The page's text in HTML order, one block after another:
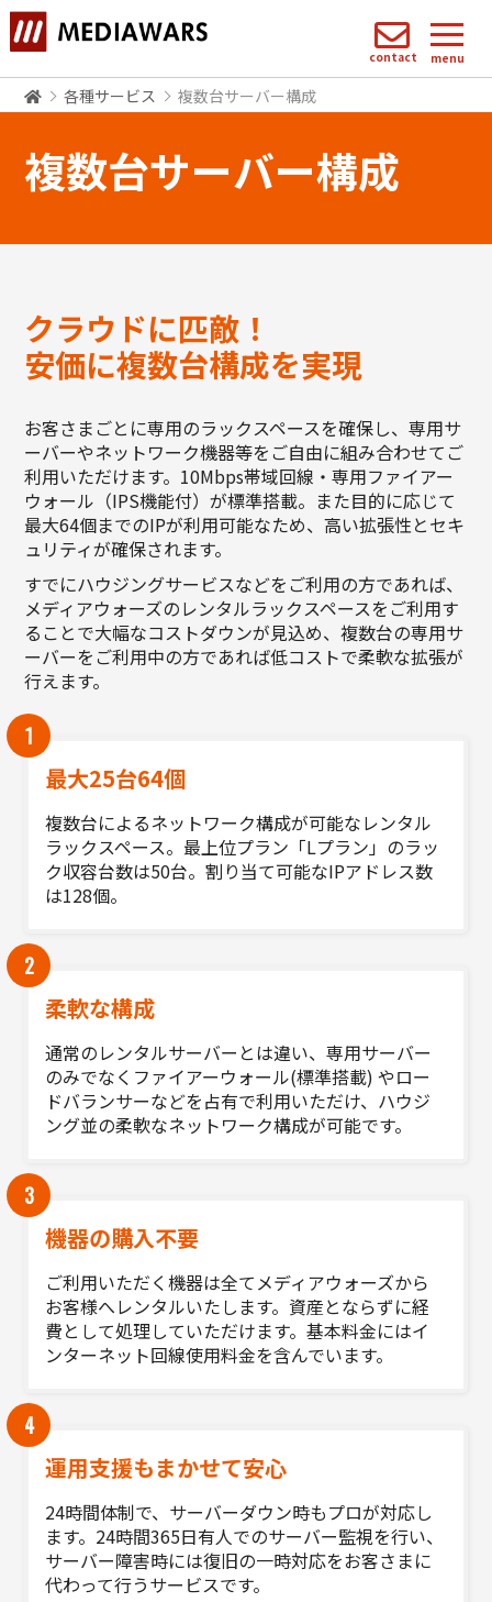
menu
contact
各種サービス 複数台サーバー構成
複数台サーバー構成
クラウドに匹敵！
安価に複数台構成を実現
お客さまごとに専用のラックスペースを確保し、専用サ
ーバーやネットワーク機器等をご自由に組み合わせてご
利用いただけます。10Mbps帯域回線・専用ファイアー
ウォール（IPS機能付）が標準搭載。また目的に応じて
最大64個までのIPが利用可能なため、高い拡張性とセキ
ュリティが確保されます。
すでにハウジングサービスなどをご利用の方であれば、
メディアウォーズのレンタルラックスペースをご利用す
ることで大幅なコストダウンが見込め、複数台の専用サ
ーバーをご利用中の方であれば低コストで柔軟な拡張が
行えます。
1
最大25台64個
複数台によるネットワーク構成が可能なレンタル
ラックスペース。最上位プラン「Lプラン」のラッ
ク収容台数は50台。割り当て可能なIPアドレス数
は128個。
2
柔軟な構成
通常のレンタルサーバーとは違い、専用サーバー
のみでなくファイアーウォール(標準搭載) やロー
ドバランサーなどを占有で利用いただけ、ハウジ
ング並の柔軟なネットワーク構成が可能です。
3
機器の購入不要
ご利用いただく機器は全てメディアウォーズから
お客様へレンタルいたします。資産とならずに経
費として処理していただけます。基本料金にはイ
ンターネット回線使用料金を含んでいます。
4
運用支援もまかせて安心
24時間体制で、サーバーダウン時もプロが対応し
ます。24時間365日有人でのサーバー監視を行い、
サーバー障害時には復旧の一時対応をお客さまに
代わって行うサービスです。